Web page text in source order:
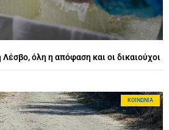
όλη η απόφαση και οι δικαιούχοι
ΚΟΙΝΩΝΊΑ